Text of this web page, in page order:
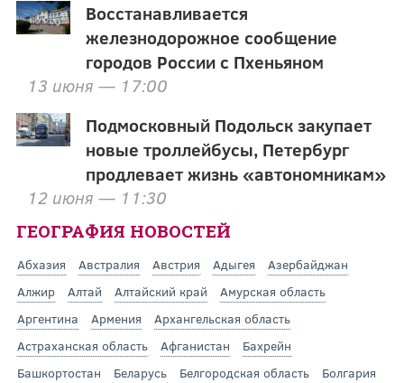
Восстанавливается
железнодорожное сообщение
городов России с Пхеньяном
13 июня — 17:00
Подмосковный Подольск закупает
новые троллейбусы, Петербург
продлевает жизнь «автономникам»
12 июня — 11:30
ГЕОГРАФИЯ НОВОСТЕЙ
Абхазия Австралия Австрия Адыгея
Азербайджан
Алжир
Алтай Алтайский край
Амурская область
Аргентина
Армения
Архангельская область
Астраханская область
Афганистан
Бахрейн
Башкортостан
Беларусь Белгородская область
Болгария